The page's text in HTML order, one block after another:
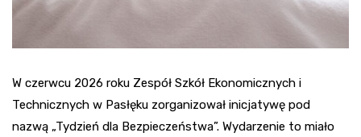
W czerwcu 2026 roku Zespół Szkół Ekonomicznych i
Technicznych w Pasłęku zorganizował inicjatywę pod
nazwą „Tydzień dla Bezpieczeństwa”. Wydarzenie to miało